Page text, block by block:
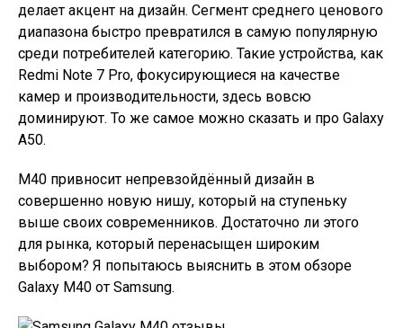
делает акцент на дизайн. Сегмент среднего ценового
диапазона быстро превратился в самую популярную
среди потребителей категорию. Такие устройства, как
Redmi Note 7 Pro, фокусирующиеся на качестве
камер и производительности, здесь вовсю
доминируют. То же самое можно сказать и про Galaxy
A50.
M40 привносит непревзойдённый дизайн в
совершенно новую нишу, который на ступеньку
выше своих современников. Достаточно ли этого
для рынка, который перенасыщен широким
выбором? Я попытаюсь выяснить в этом обзоре
Galaxy M40 от Samsung.